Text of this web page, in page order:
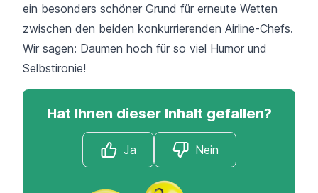
ein besonders schöner Grund für erneute Wetten
zwischen den beiden konkurrierenden Airline-Chefs.
Wir sagen: Daumen hoch für so viel Humor und
Selbstironie!
Hat Ihnen dieser Inhalt gefallen?
Ja Nein